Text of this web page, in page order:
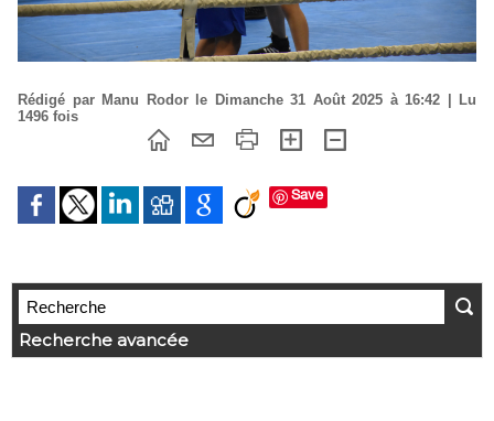
Rédigé par Manu Rodor le Dimanche 31 Août 2025 à 16:42 | Lu
1496 fois
Save
Recherche avancée